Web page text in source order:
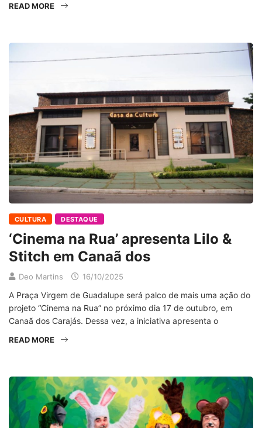
READ MORE
CULTURA DESTAQUE
‘Cinema na Rua’ apresenta Lilo &
Stitch em Canaã dos
Deo Martins 16/10/2025
A Praça Virgem de Guadalupe será palco de mais uma ação do
projeto “Cinema na Rua” no próximo dia 17 de outubro, em
Canaã dos Carajás. Dessa vez, a iniciativa apresenta o
READ MORE